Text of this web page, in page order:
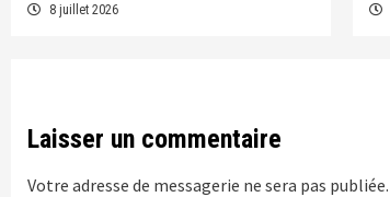
8 juillet 2026
Laisser un commentaire
Votre adresse de messagerie ne sera pas publiée.